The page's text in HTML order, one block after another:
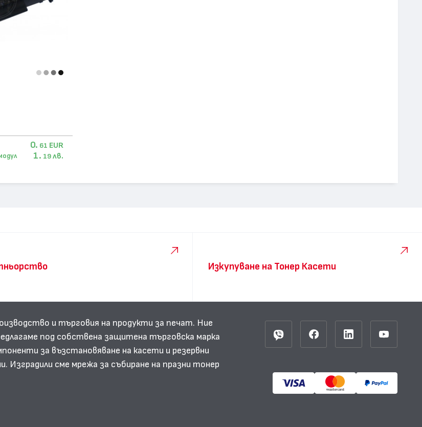
0. 61 EUR
1. 19 лв.
Изкупуване на Тонер Касети
и търговия на продукти за печат. Ние
под собствена защитена търговска марка
за възстановяване на касети и резервни
Изградили сме мрежа за събиране на празни тонер